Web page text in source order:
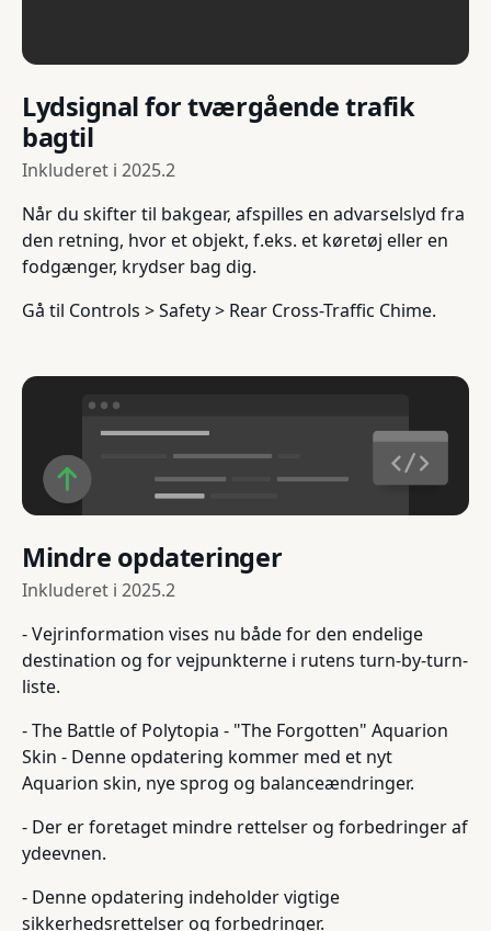
Lydsignal for tværgående trafik
bagtil
Inkluderet i 2025.2
Når du skifter til bakgear, afspilles en advarselslyd fra
den retning, hvor et objekt, f.eks. et køretøj eller en
fodgænger, krydser bag dig.
Gå til Controls > Safety > Rear Cross-Traffic Chime.
Mindre opdateringer
Inkluderet i 2025.2
- Vejrinformation vises nu både for den endelige
destination og for vejpunkterne i rutens turn-by-turn-
liste.
- The Battle of Polytopia - "The Forgotten" Aquarion
Skin - Denne opdatering kommer med et nyt
Aquarion skin, nye sprog og balanceændringer.
- Der er foretaget mindre rettelser og forbedringer af
ydeevnen.
- Denne opdatering indeholder vigtige
sikkerhedsrettelser og forbedringer.